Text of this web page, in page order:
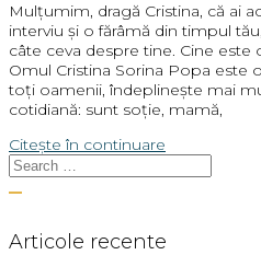
Mulțumim, dragă Cristina, că ai
interviu și o fărâmă din timpul
câte ceva despre tine. Cine este
Omul Cristina Sorina Popa este
toți oamenii, îndeplinește mai
cotidiană: sunt soție, mamă,
Citește în continuare
Articole recente